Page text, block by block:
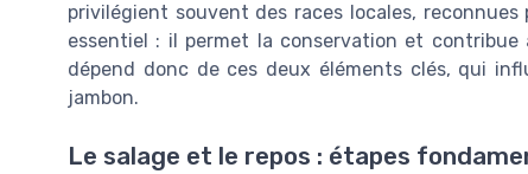
privilégient souvent des races locales,
essentiel : il permet la conservation et
dépend donc de ces deux éléments clés, qui
jambon.
Le salage et le repos : étapes